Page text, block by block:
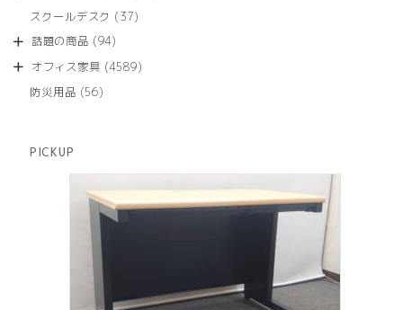
スクールデスク 3737
商
話題の商品 9494
の
オフィス家具 45894589
防災用品 5656
PICKUP